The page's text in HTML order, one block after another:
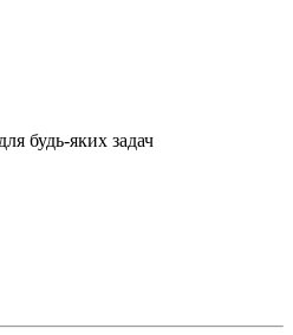
будь-яких задач